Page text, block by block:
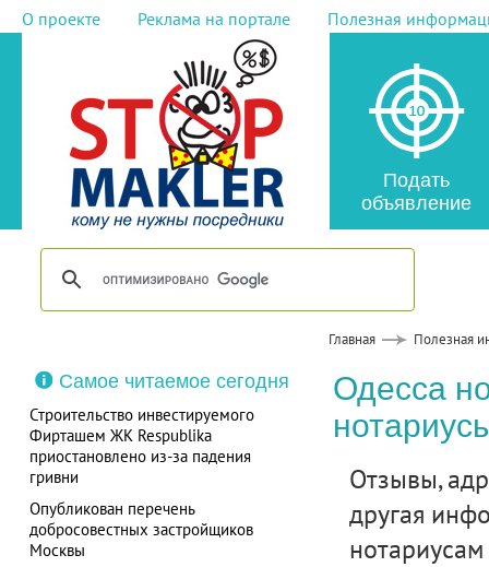
О проекте Реклама на портале Полезная
Подать
объявление
Главная Полезная
Самое читаемое сегодня
Строительство инвестируемого
Фирташем ЖК Respublika
приостановлено из-за падения
гривни
Опубликован перечень
добросовестных застройщиков
Москвы
Одесса
Отзывы,
другая